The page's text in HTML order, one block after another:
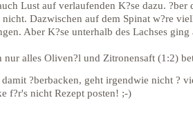
Lust auf verlaufenden K?se dazu. ?ber
Dazwischen auf dem Spinat w?re
Aber K?se unterhalb des Lachses ging
nur alles Oliven?l und Zitronensaft (1:2)
?berbacken, geht irgendwie nicht ?
f?r's nicht Rezept posten! ;-)